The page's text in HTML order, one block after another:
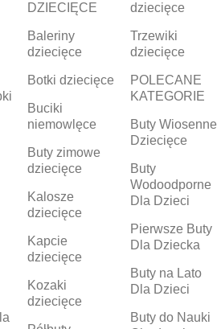
DZIECIĘCE
Baleriny
dziecięce
Botki dziecięce
Buciki
niemowlęce
Buty zimowe
dziecięce
Kalosze
dziecięce
Kapcie
dziecięce
Kozaki
dziecięce
dziecięce
Trzewiki
dziecięce
POLECANE
KATEGORIE
Buty Wiosenne
Dziecięce
Buty
Wodoodporne
Dla Dzieci
Pierwsze Buty
Dla Dziecka
Buty na Lato
Dla Dzieci
Buty do Nauki